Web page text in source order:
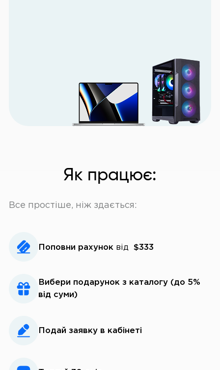
Як працює:
Все простіше, ніж здається:
Поповни рахунок від $333
Вибери подарунок з каталогу (до 5%
від суми)
Подай заявку в кабінеті